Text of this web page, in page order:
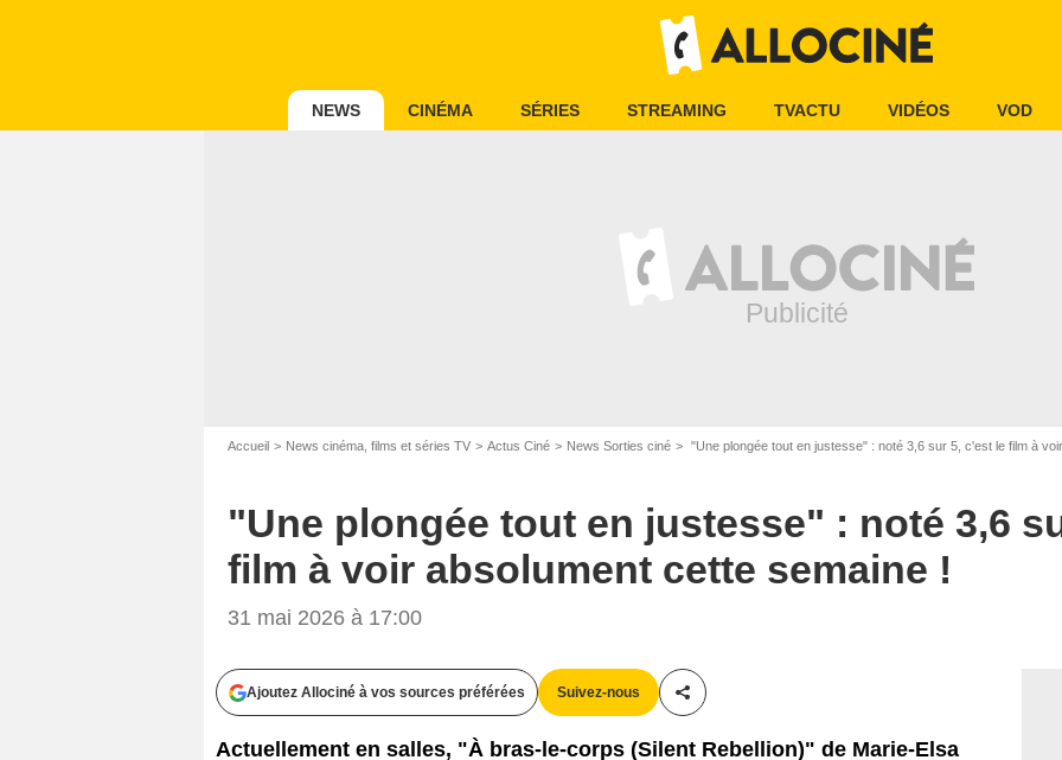
NEWS CINÉMA SÉRIES STREAMING TVACTU VIDÉOS VOD
Accueil News cinéma, films et séries TV Actus Ciné News Sorties ciné "Une plongée tout en justesse" : noté 3,6 sur 5, c'est le film à
"Une plongée tout en justesse" : noté 3,6
film à voir absolument cette semaine !
31 mai 2026 à 17:00
Ajoutez Allociné à vos sources préférées Suivez-nous
Partager cet article
Actuellement en salles, "À bras-le-corps (Silent Rebellion)" de Marie-Elsa